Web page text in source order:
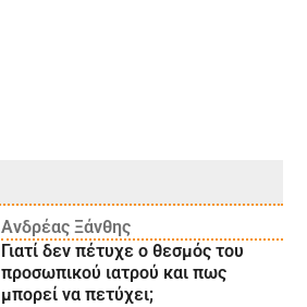
Ανδρέας Ξάνθης
Γιατί δεν πέτυχε ο θεσμός του
προσωπικού ιατρού και πως
μπορεί να πετύχει;